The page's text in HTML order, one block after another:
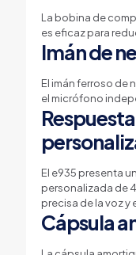
La bobina de
es eficaz para
Imán de
El imán ferroso de
el micrófono
El e935 presenta
personalizada de
precisa de la voz y
Cápsula